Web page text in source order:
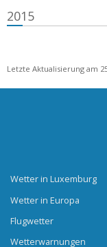
2015
Letzte Aktualisierung am
Wetter in Luxemburg
Wetter in Europa
Flugwetter
Wetterwarnungen